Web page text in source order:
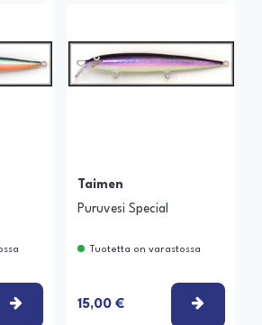
VALITSE VAIHTOEHTO
Taimen
Puruvesi Special
Tuotetta on varastossa
15,00 €